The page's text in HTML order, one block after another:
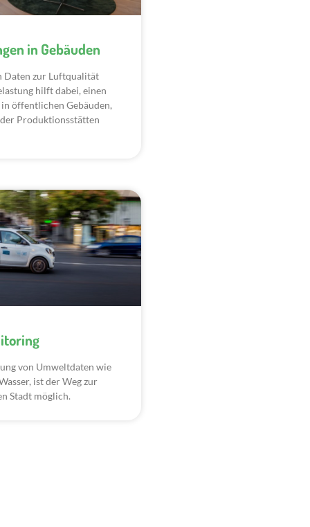
in Gebäuden
Daten zur Luftqualität
hilft dabei, einen
öffentlichen Gebäuden,
Produktionsstätten
von Umweltdaten wie
ist der Weg zur
Stadt möglich.